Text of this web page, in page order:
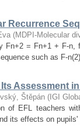
Recurrence
(MDPI-Molecular
Fn+2 = Fn+1 + F-
such as F-
Assessment
Štěpán ( IGI
of EFL teachers
its effects on